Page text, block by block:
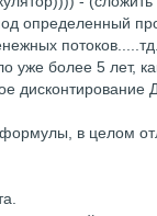
определенный
потоков.....тд.
более 5 лет,
в целом